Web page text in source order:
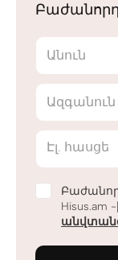
Անուն
Ազգանուն
Էլ. հասցե